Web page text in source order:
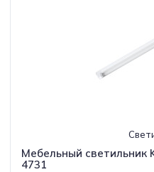
Мебельный светильник
4731